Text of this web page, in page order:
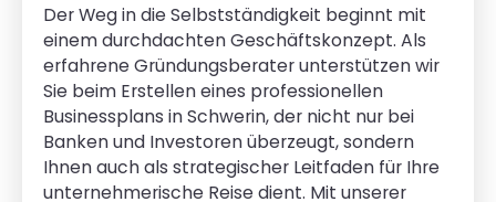
Der Weg in die Selbstständigkeit beginnt mit
einem durchdachten Geschäftskonzept. Als
erfahrene Gründungsberater unterstützen wir
Sie beim Erstellen eines professionellen
Businessplans in Schwerin, der nicht nur bei
Banken und Investoren überzeugt, sondern
Ihnen auch als strategischer Leitfaden für Ihre
unternehmerische Reise dient. Mit unserer